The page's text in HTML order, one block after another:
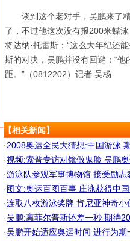
谈到这个老对手，吴鹏来了精
了，不过他这次没有报200米蝶
将达纳·托雷斯：“这么大年纪还
斯的对决，吴鹏并没有回避：“
距。”（0812202）记者 吴杨
【相关新闻】
·2008奥运全民大猜想:中国游泳
·视频:索普专访对镜做鬼脸 吴鹏
·游泳队参观军事博物馆 接受励志
·图文:奥运百图百事 庄泳获得中
·连取八枚游泳奖牌 肯尼亚神奇小
·吴鹏:离菲尔普斯还差一秒 期待
·吴鹏开始适应奥运时间 进行为期